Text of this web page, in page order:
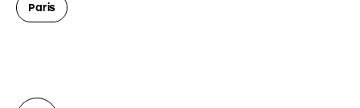
Paris